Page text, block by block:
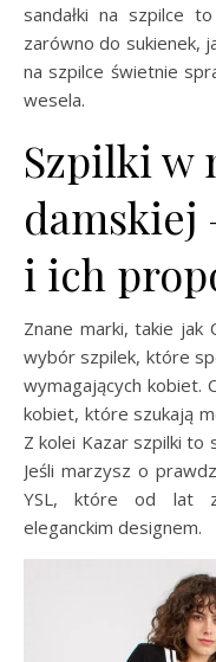
sandałki na szpilce
zarówno do sukienek,
na szpilce świetnie
wesela.
Szpilki w
damskiej
i ich
Znane marki, takie jak
wybór szpilek, które
wymagających kobiet.
kobiet, które szukają
Z kolei Kazar szpilki to
Jeśli marzysz o
YSL, które od lat
eleganckim designem.